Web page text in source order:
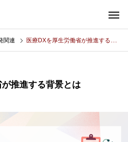
関連 医療DXを厚生労働省が推進する背景とは
推進する背景とは